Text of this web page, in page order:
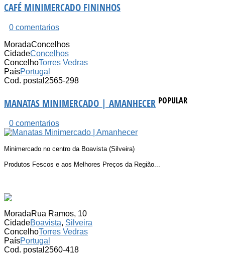
CAFÉ MINIMERCADO FININHOS
0 comentarios
MoradaConcelhos
CidadeConcelhos
ConcelhoTorres Vedras
PaísPortugal
Cod. postal 2565-298
MANATAS MINIMERCADO | AMANHECER POPULAR
0 comentarios
Minimercado no centro da Boavista (Silveira)
Produtos Fescos e aos Melhores Preços da Região...
MoradaRua Ramos, 10
CidadeBoavista, Silveira
ConcelhoTorres Vedras
PaísPortugal
Cod. postal 2560-418